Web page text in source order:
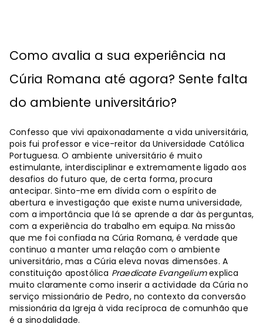
Como avalia a sua experiência na
Cúria Romana até agora? Sente falta
do ambiente universitário?
Confesso que vivi apaixonadamente a vida universitária,
pois fui professor e vice-reitor da Universidade Católica
Portuguesa. O ambiente universitário é muito
estimulante, interdisciplinar e extremamente ligado aos
desafios do futuro que, de certa forma, procura
antecipar. Sinto-me em dívida com o espírito de
abertura e investigação que existe numa universidade,
com a importância que lá se aprende a dar às perguntas,
com a experiência do trabalho em equipa. Na missão
que me foi confiada na Cúria Romana, é verdade que
continuo a manter uma relação com o ambiente
universitário, mas a Cúria eleva novas dimensões. A
constituição apostólica Praedicate Evangeliumexplica
muito claramente como inserir a actividade da Cúria no
serviço missionário de Pedro, no contexto da conversão
missionária da Igreja à vida recíproca de comunhão que
é a sinodalidade.